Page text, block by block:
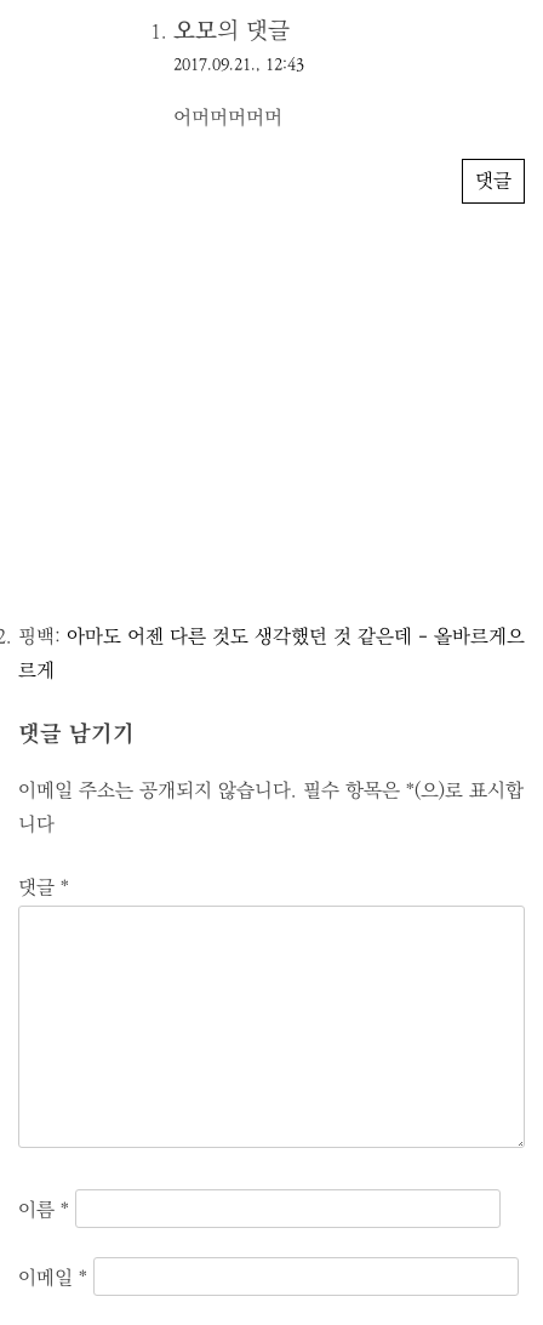
오모의 댓글
2017.09.21., 12:43
어머머머머머
댓글
핑백: 아마도 어젠 다른 것도 생각했던 것 같은데 - 올바르게으
르게
댓글 남기기
이메일 주소는 공개되지 않습니다. 필수 항목은 *(으)로 표시합
니다
댓글 *
이름 *
이메일 *